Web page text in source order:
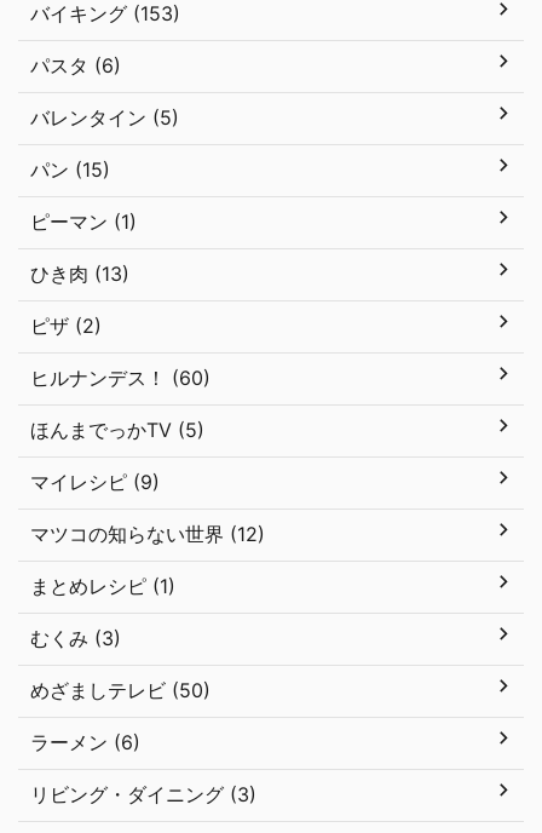
バイキング (153)
パスタ (6)
バレンタイン (5)
パン (15)
ピーマン (1)
ひき肉 (13)
ピザ (2)
ヒルナンデス！ (60)
ほんまでっかTV (5)
マイレシピ (9)
マツコの知らない世界 (12)
まとめレシピ (1)
むくみ (3)
めざましテレビ (50)
ラーメン (6)
リビング・ダイニング (3)